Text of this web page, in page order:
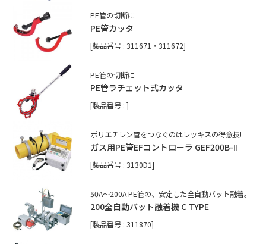
PE管の切断に
PE管カッタ
[製品番号 : 311671・311672]
PE管の切断に
PE管ラチェット式カッタ
[製品番号 : ]
ポリエチレン管をつなぐのはレッキスの得意技!
ガス用PE管EFコントローラ GEF200B-Ⅱ
[製品番号 : 3130D1]
50A〜200A PE管の、安定した全自動バット融着。
200全自動バット融着機 C TYPE
[製品番号 : 311870]